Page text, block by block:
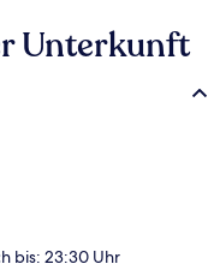
Unterkunft
bis: 23:30 Uhr